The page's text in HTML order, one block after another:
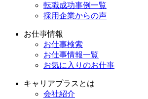
転職成功事例一覧
採用企業からの声
お仕事情報
お仕事検索
お仕事情報一覧
お気に入りのお仕事
キャリアプラスとは
会社紹介